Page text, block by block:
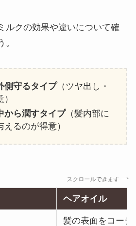
ルクの効果や違いについて確
側守るタイプ（ツヤ出し・
から潤すタイプ（髪内部に
るのが得意）
スクロールできます
ヘアオイル
髪の表面をコーテ